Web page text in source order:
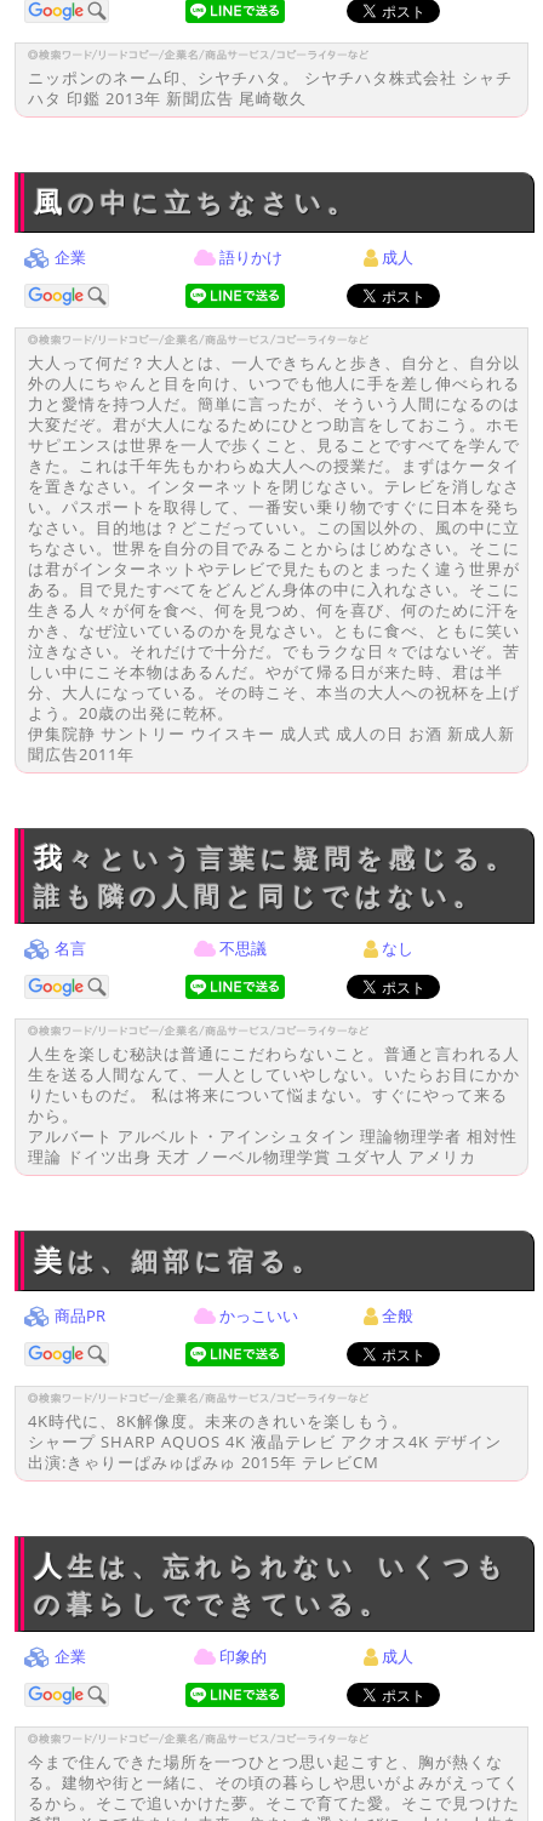
ニッポンのネーム印、シヤチハタ。 シヤチハタ株式会社 シャチ
ハタ 印鑑 2013年 新聞広告 尾崎敬久
風の中に立ちなさい。
企業 語りかけ 成人
大人って何だ？大人とは、一人できちんと歩き、自分と、自分以
外の人にちゃんと目を向け、いつでも他人に手を差し伸べられる
力と愛情を持つ人だ。簡単に言ったが、そういう人間になるのは
大変だぞ。君が大人になるためにひとつ助言をしておこう。ホモ
サピエンスは世界を一人で歩くこと、見ることですべてを学んで
きた。これは千年先もかわらぬ大人への授業だ。まずはケータイ
を置きなさい。インターネットを閉じなさい。テレビを消しなさ
い。パスポートを取得して、一番安い乗り物ですぐに日本を発ち
なさい。目的地は？どこだっていい。この国以外の、風の中に立
ちなさい。世界を自分の目でみることからはじめなさい。そこに
は君がインターネットやテレビで見たものとまったく違う世界が
ある。目で見たすべてをどんどん身体の中に入れなさい。そこに
生きる人々が何を食べ、何を見つめ、何を喜び、何のために汗を
かき、なぜ泣いているのかを見なさい。ともに食べ、ともに笑い
泣きなさい。それだけで十分だ。でもラクな日々ではないぞ。苦
しい中にこそ本物はあるんだ。やがて帰る日が来た時、君は半
分、大人になっている。その時こそ、本当の大人への祝杯を上げ
よう。20歳の出発に乾杯。
伊集院静 サントリー ウイスキー 成人式 成人の日 お酒 新成人新
聞広告2011年
我々という言葉に疑問を感じる。
誰も隣の人間と同じではない。
名言 不思議 なし
人生を楽しむ秘訣は普通にこだわらないこと。普通と言われる人
生を送る人間なんて、一人としていやしない。いたらお目にかか
りたいものだ。 私は将来について悩まない。すぐにやって来る
から。
アルバート アルベルト・アインシュタイン 理論物理学者 相対性
理論 ドイツ出身 天才 ノーベル物理学賞 ユダヤ人 アメリカ
美は、細部に宿る。
商品PR かっこいい 全般
4K時代に、8K解像度。未来のきれいを楽しもう。
シャープ SHARP AQUOS 4K 液晶テレビ アクオス4K デザイン
出演:きゃりーぱみゅぱみゅ 2015年 テレビCM
人生は、忘れられない いくつも
の暮らしでできている。
企業 印象的 成人
今まで住んできた場所を一つひとつ思い起こすと、胸が熱くな
る。建物や街と一緒に、その頃の暮らしや思いがよみがえってく
るから。そこで追いかけた夢。そこで育てた愛。そこで見つけた